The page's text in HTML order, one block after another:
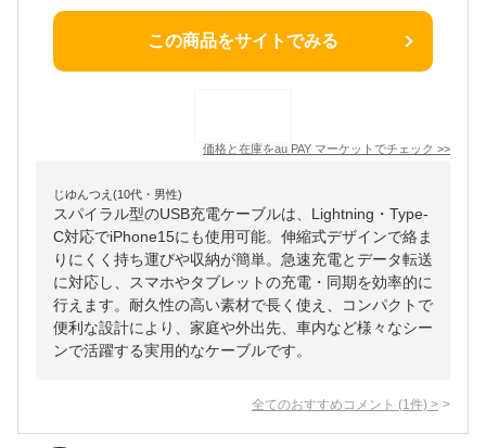
この商品をサイトでみる
価格と在庫をau PAY マーケット でチェック >>
じゆんつえ(10代・男性)
スパイラル型のUSB充電ケーブルは、Lightning・Type-
C対応でiPhone15にも使用可能。伸縮式デザインで絡ま
りにくく持ち運びや収納が簡単。急速充電とデータ転送
に対応し、スマホやタブレットの充電・同期を効率的に
行えます。耐久性の高い素材で長く使え、コンパクトで
便利な設計により、家庭や外出先、車内など様々なシー
ンで活躍する実用的なケーブルです。
全てのおすすめコメント (1 件) >